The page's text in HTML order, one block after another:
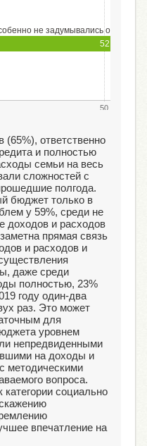
не задумывались об этом
52
50
(65%), ответственно
и полностью
семьи на весь
сложностей с
полгода.
бюджет только в
у 59%, среди не
доходов и расходов
прямая связь
и расходов и
даже среди
полностью, 23%
году один-два
раз. Это может
для
уровнем
непредвиденными
на доходы и
методическими
вопроса.
категории социально
впечатление на